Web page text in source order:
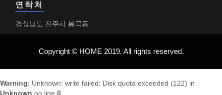
연락처
경상남도 진주시 봉곡동
Copyright © HOME 2019. All rights reserved.
Warning: Unknown: write failed: Disk quota exceeded (122) in
Unknown on line 0